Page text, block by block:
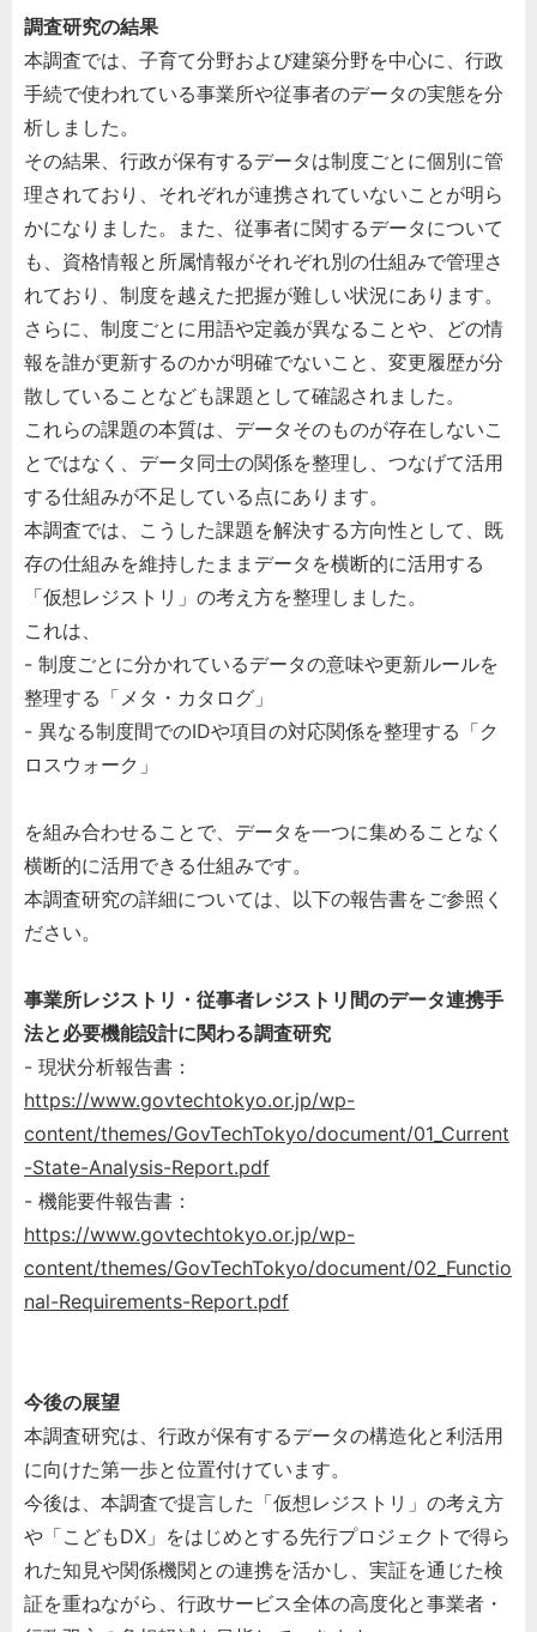
調査研究の結果
本調査では、子育て分野および建築分野を中心に、行政
手続で使われている事業所や従事者のデータの実態を分
析しました。
その結果、行政が保有するデータは制度ごとに個別に管
理されており、それぞれが連携されていないことが明ら
かになりました。また、従事者に関するデータについて
も、資格情報と所属情報がそれぞれ別の仕組みで管理さ
れており、制度を越えた把握が難しい状況にあります。
さらに、制度ごとに用語や定義が異なることや、どの情
報を誰が更新するのかが明確でないこと、変更履歴が分
散していることなども課題として確認されました。
これらの課題の本質は、データそのものが存在しないこ
とではなく、データ同士の関係を整理し、つなげて活用
する仕組みが不足している点にあります。
本調査では、こうした課題を解決する方向性として、既
存の仕組みを維持したままデータを横断的に活用する
「仮想レジストリ」の考え方を整理しました。
これは、
- 制度ごとに分かれているデータの意味や更新ルールを
整理する「メタ・カタログ」
- 異なる制度間でのIDや項目の対応関係を整理する「ク
ロスウォーク」
を組み合わせることで、データを一つに集めることなく
横断的に活用できる仕組みです。
本調査研究の詳細については、以下の報告書をご参照く
ださい。
事業所レジストリ・従事者レジストリ間のデータ連携手
法と必要機能設計に関わる調査研究
- 現状分析報告書：
https://www.govtechtokyo.or.jp/wp-
content/themes/GovTechTokyo/document/01_Current
-State-Analysis-Report.pdf
- 機能要件報告書：
https://www.govtechtokyo.or.jp/wp-
content/themes/GovTechTokyo/document/02_Functio
nal-Requirements-Report.pdf
今後の展望
本調査研究は、行政が保有するデータの構造化と利活用
に向けた第一歩と位置付けています。
今後は、本調査で提言した「仮想レジストリ」の考え方
や「こどもDX」をはじめとする先行プロジェクトで得ら
れた知見や関係機関との連携を活かし、実証を通じた検
証を重ねながら、行政サービス全体の高度化と事業者・